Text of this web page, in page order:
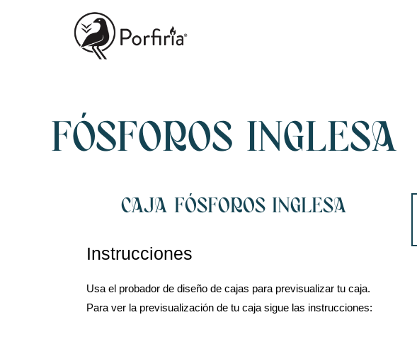
FÓSFOROS INGLESA
CAJA FÓSFOROS INGLESA
Instrucciones
Usa el probador de diseño de cajas para previsualizar tu caja.
Para ver la previsualización de tu caja sigue las instrucciones: